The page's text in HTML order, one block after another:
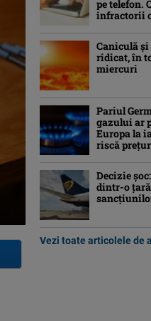
pe telefon.
infractorii
Caniculă
ridicat, în
miercuri
Pariul
gazului ar
Europa la
riscă
Decizie
dintr-o
Vezi toate articolele de